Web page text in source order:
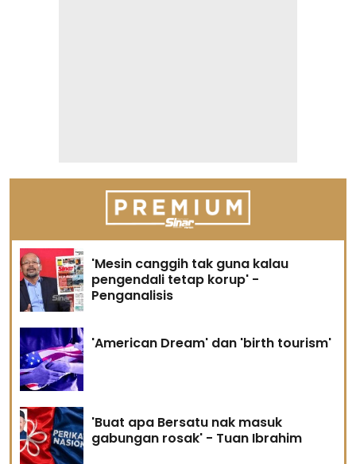
'Mesin canggih tak guna kalau
pengendali tetap korup' -
Penganalisis
'American Dream' dan 'birth tourism'
'Buat apa Bersatu nak masuk
gabungan rosak' - Tuan Ibrahim